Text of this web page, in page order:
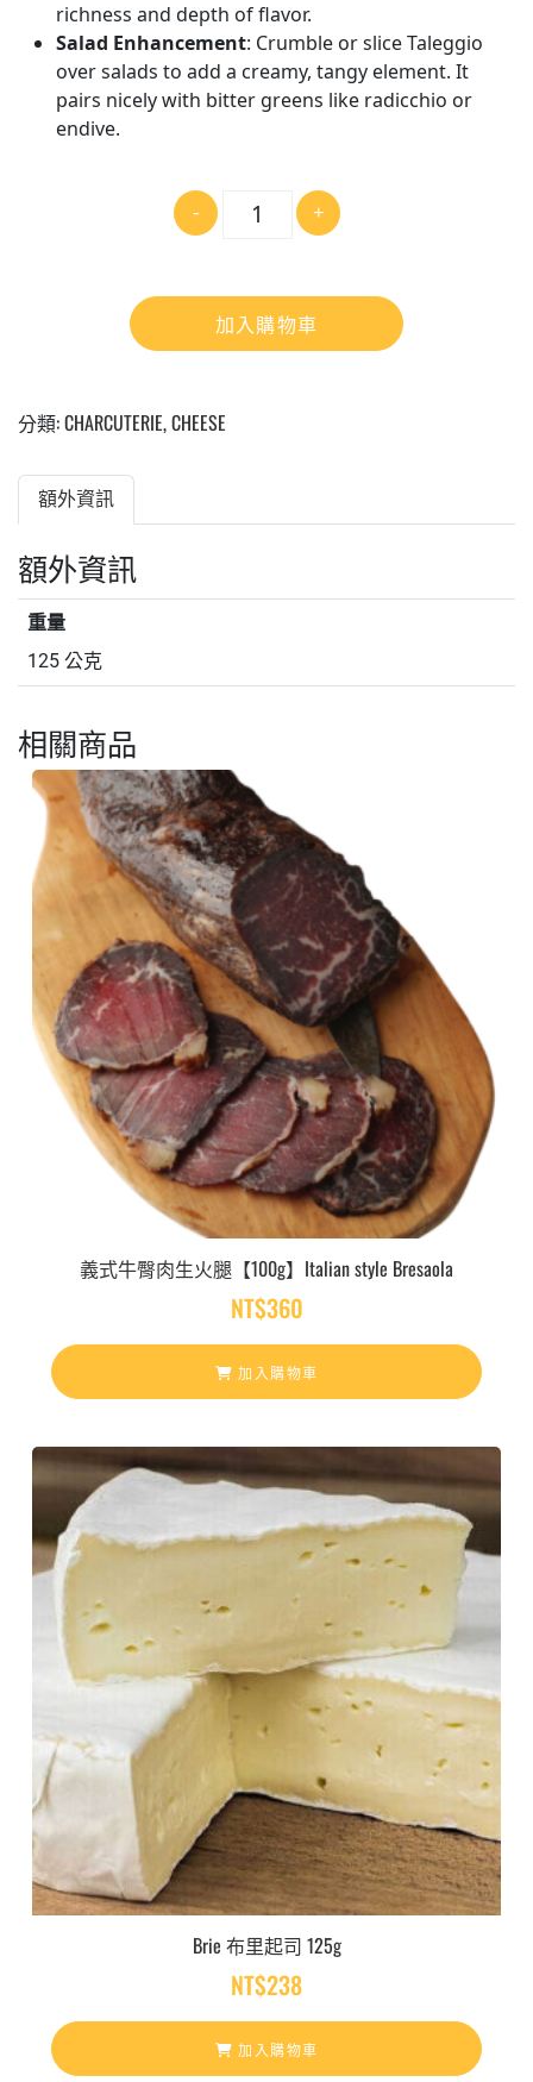
richness and depth of flavor.
Salad Enhancement: Crumble or slice Taleggio
over salads to add a creamy, tangy element. It
pairs nicely with bitter greens like radicchio or
endive.
-
數
量
+
加入購物車
分類:CHARCUTERIE,CHEESE
額外資訊
額外資訊
重量
125 公克
相關商品
義式牛臀肉生火腿【100g】Italian style Bresaola
NT$360
加入購物車
Brie 布里起司 125g
NT$238
加入購物車